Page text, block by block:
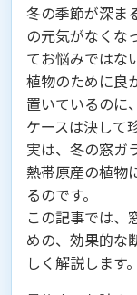
冬の季節が深ま
の元気がなくな
てお悩みではな
植物のために良
置いているのに
ケースは決して
実は、冬の窓ガ
熱帯原産の植物
るのです。
この記事では、
めの、効果的な
しく解説します。